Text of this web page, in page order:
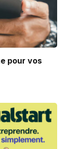
pour vos